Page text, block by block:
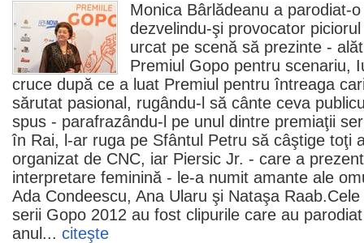
Monica Bârlădeanu a parodiat-
dezvelindu-şi provocator
urcat pe scenă să prezinte -
Premiul Gopo pentru scenariu,
cruce după ce a luat Premiul pentru întreaga
sărutat pasional, rugându-l să cânte ceva
spus - parafrazându-l pe unul dintre premiaţii
în Rai, l-ar ruga pe Sfântul Petru să câştige toţi
organizat de CNC, iar Piersic Jr. - care a
interpretare feminină - le-a numit amante ale
Ada Condeescu, Ana Ularu şi Nataşa Raab
serii Gopo 2012 au fost clipurile care au
anul... citeşte